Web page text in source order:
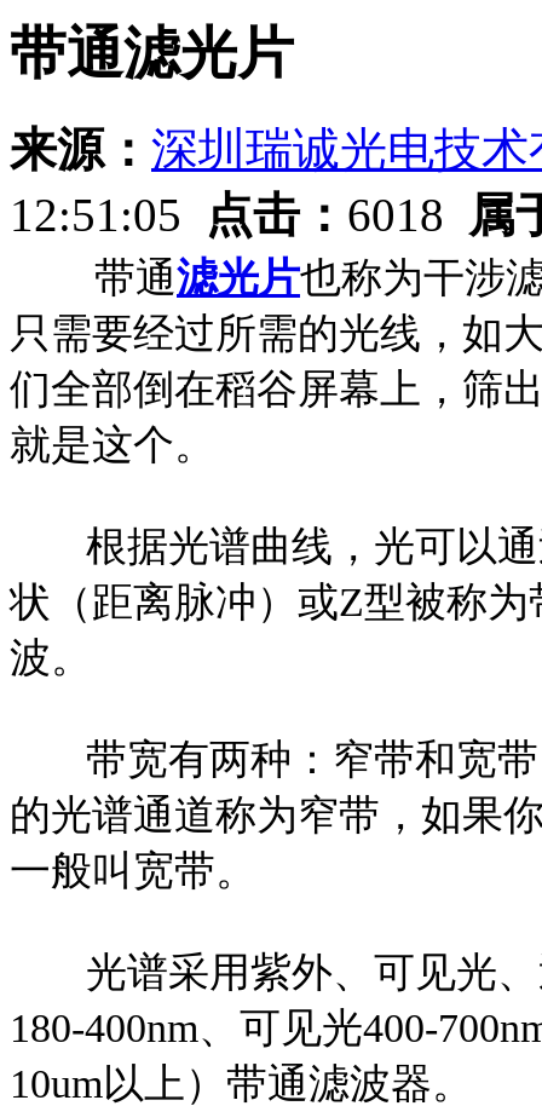
带通滤光片
来源： 深圳瑞诚光电技
12:51:05
点击： 6018 属
带通滤光片也称为干涉
只需要经过所需的光线，如
们全部倒在稻谷屏幕上，筛
就是这个。
根据光谱曲线，光可以通
状（距离脉冲）或Z型被称
波。
带宽有两种：窄带和宽
的光谱通道称为窄带，如果
一般叫宽带。
光谱采用紫外、可见光、
180-400nm、可见光400-
10um以上）带通滤波器。